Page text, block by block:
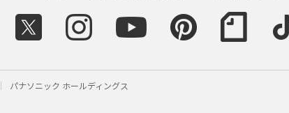
パナソニック ホールディングス